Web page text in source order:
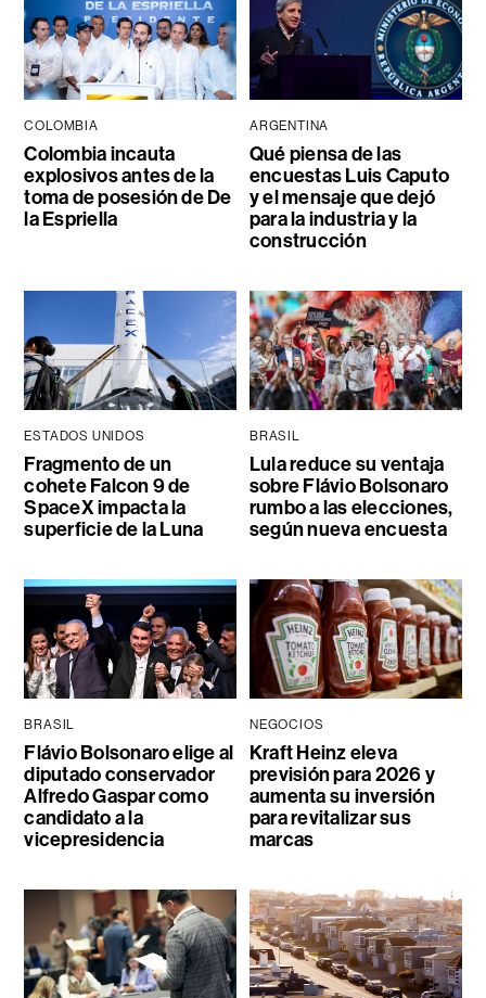
COLOMBIA
Colombia incauta
explosivos antes de la
toma de posesión de De
la Espriella
ARGENTINA
Qué piensa de las
encuestas Luis Caputo
y el mensaje que dejó
para la industria y la
construcción
ESTADOS UNIDOS
Fragmento de un
cohete Falcon 9 de
SpaceX impacta la
superficie de la Luna
BRASIL
Lula reduce su ventaja
sobre Flávio Bolsonaro
rumbo a las elecciones,
según nueva encuesta
BRASIL
Flávio Bolsonaro elige al
diputado conservador
Alfredo Gaspar como
candidato a la
vicepresidencia
NEGOCIOS
Kraft Heinz eleva
previsión para 2026 y
aumenta su inversión
para revitalizar sus
marcas